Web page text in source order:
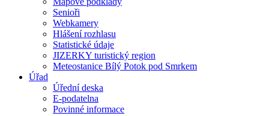
Senioři
Webkamery
Hlášení rozhlasu
Statistické údaje
JIZERKY turistický region
Meteostanice Bílý Potok pod Smrkem
Úřad
Úřední deska
E-podatelna
Povinné informace